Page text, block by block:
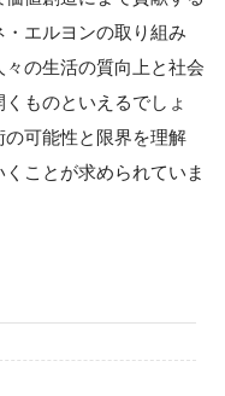
エルヨンの取り組み
の生活の質向上と社会
ものといえるでしょ
可能性と限界を理解
ことが求められていま